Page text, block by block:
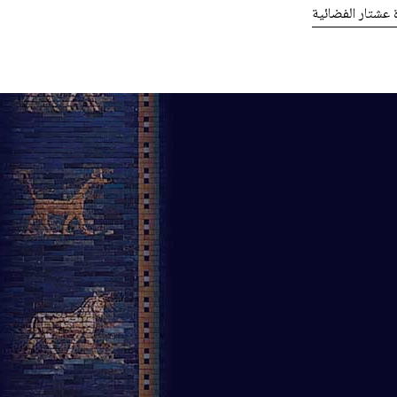
عشتار الفضائية